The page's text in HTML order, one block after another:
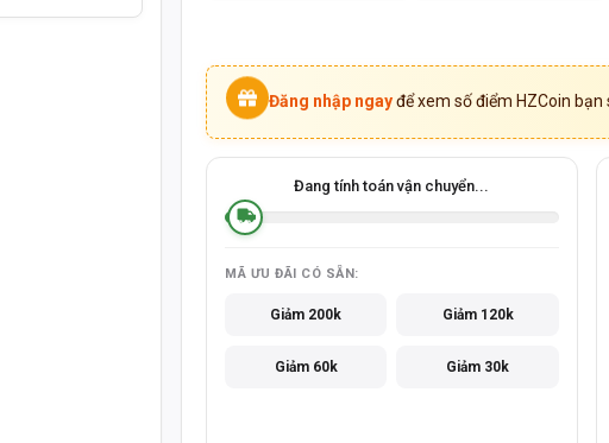
Đăng nhập ngay để xem số điểm HZCoin
Đang tính toán vận chuyển...
MÃ ƯU ĐÃI CÓ SẴN:
Giảm 200k Giảm 120k
Giảm 60k Giảm 30k